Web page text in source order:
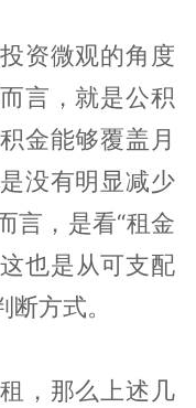
资微观的角度
言，就是公积
金能够覆盖月
没有明显减少
言，是看“租金
也是从可支配
方式。
，那么上述几